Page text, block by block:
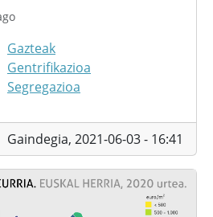
Gazteak
Gentrifikazioa
Segregazioa
Gaindegia, 2021-06-03 - 16:41